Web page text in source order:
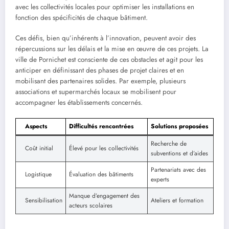
avec les collectivités locales pour optimiser les installations en
fonction des spécificités de chaque bâtiment.
Ces défis, bien qu’inhérents à l’innovation, peuvent avoir des
répercussions sur les délais et la mise en œuvre de ces projets. La
ville de Pornichet est consciente de ces obstacles et agit pour les
anticiper en définissant des phases de projet claires et en
mobilisant des partenaires solides. Par exemple, plusieurs
associations et supermarchés locaux se mobilisent pour
accompagner les établissements concernés.
Aspects Difficultés rencontrées Solutions proposées
Coût initial Élevé pour les collectivités
Recherche de
subventions et d’aides
Logistique Évaluation des bâtiments
Partenariats avec des
experts
Sensibilisation
Manque d’engagement des
acteurs scolaires
Ateliers et formation